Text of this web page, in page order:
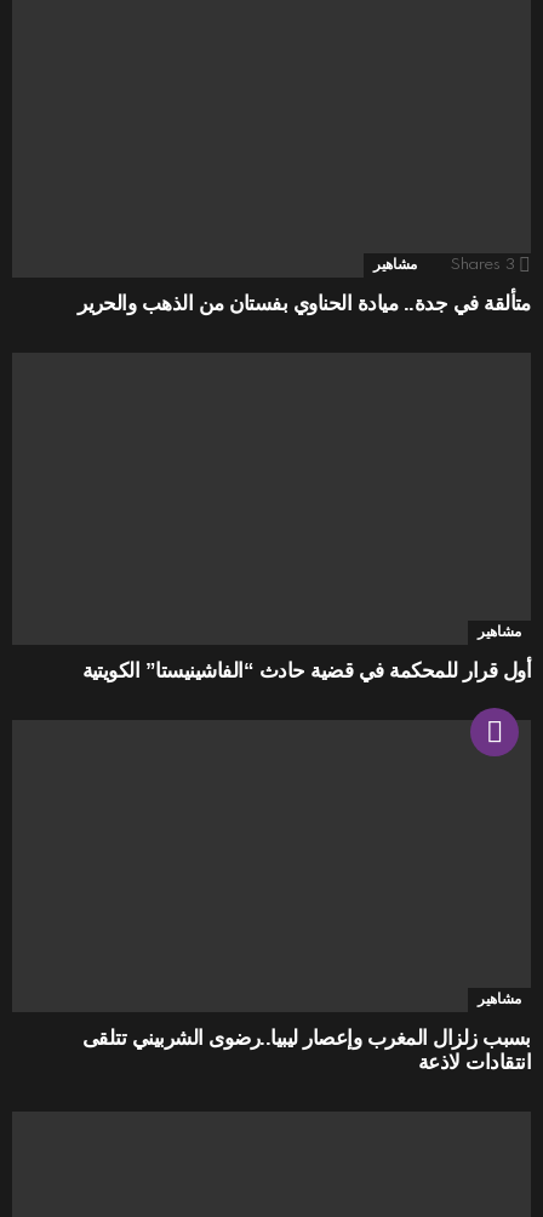
3
Shares مشاهير
متألقة في جدة.. ميادة الحناوي بفستان من الذهب والحرير
مشاهير
أول قرار للمحكمة في قضية حادث “الفاشينيستا” الكويتية
مشاهير
بسبب زلزال المغرب وإعصار ليبيا..رضوى الشربيني تتلقى
انتقادات لاذعة